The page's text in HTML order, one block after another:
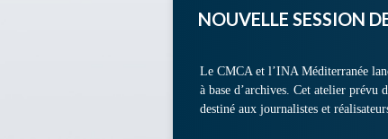
NOUVELLE SESSION
Le CMCA et l’INA Méditerranée
à base d’archives. Cet atelier prévu
destiné aux journalistes et